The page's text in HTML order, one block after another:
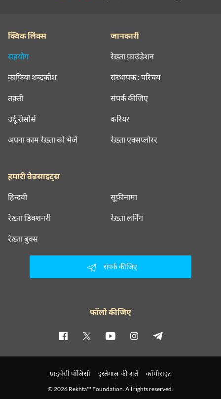
क्विक लिंक्स
सहयोग
क़ाफ़िया शब्दकोश
तक़्ती
उर्दू रीसोर्स
अपना काम रेख़्ता को भेजें
जानकारी
रेख़्ता फ़ाउंडेशन
संस्थापक : परिचय
संपर्क कीजिए
करियर
रेख़्ता एक्सप्लोरर
हमारी वेबसाइट्स
हिन्दवी सूफ़ीनामा
रेख़्ता डिक्शनरी रेख़्ता लर्निंग
रेख़्ता बुक्स
संपर्क कीजिए
फॉलो कीजिए
प्राइवेसी पॉलिसी इस्तेमाल की शर्तें कॉपीराइट
© 2026 Rekhta™ Foundation. All rights reserved.